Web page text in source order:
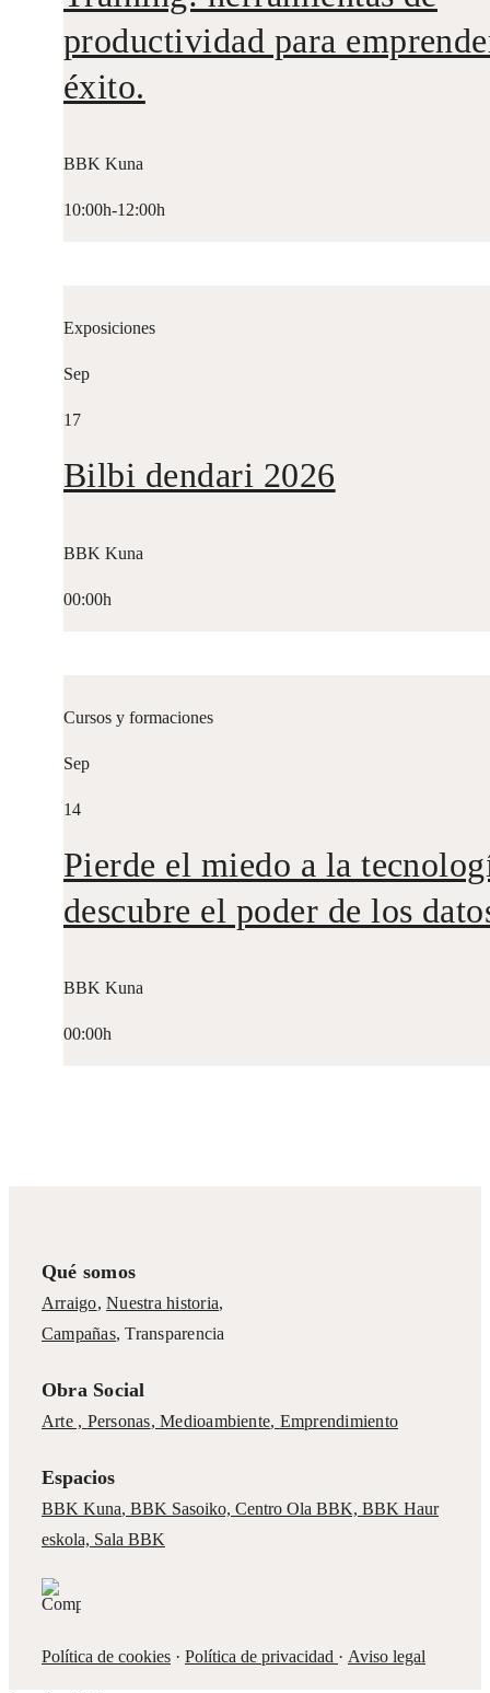
productividad para
éxito.
BBK Kuna
10:00h-12:00h
Exposiciones
Sep
17
Bilbi dendari 2026
BBK Kuna
00:00h
Cursos y formaciones
Sep
14
Pierde el miedo a la
descubre el poder de los
BBK Kuna
00:00h
Qué somos
Arraigo,Nuestra historia,
Campañas, Transparencia
Obra Social
Arte , Personas,Medioambiente, Emprendimiento
Espacios
BBK Kuna, BBK Sasoiko, Centro Ola BBK, BBK Haur
eskola, Sala BBK
Política de cookies· Política de privacidad · Aviso legal